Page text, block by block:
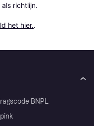
richtlijn.
het hier..
BNPL